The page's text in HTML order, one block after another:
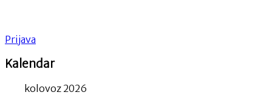
Prijava
Kalendar
kolovoz 2026